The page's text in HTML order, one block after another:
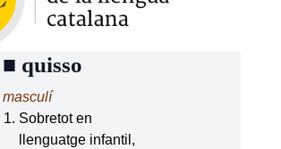
■ quisso
masculí
Sobretot en
llenguatge infantil,